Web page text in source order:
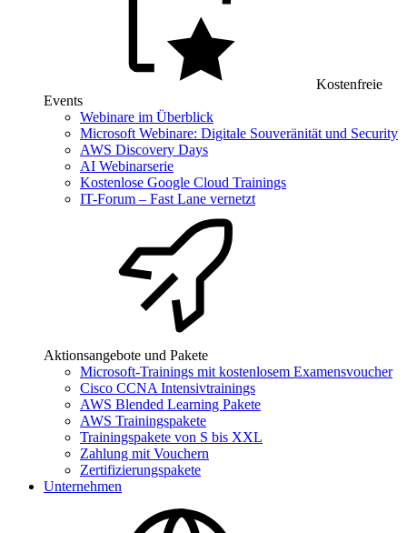
Kostenfreie
Events
Webinare im Überblick
Microsoft Webinare: Digitale Souveränität und Security
AWS Discovery Days
AI Webinarserie
Kostenlose Google Cloud Trainings
IT-Forum – Fast Lane vernetzt
Aktionsangebote und Pakete
Microsoft-Trainings mit kostenlosem Examensvoucher
Cisco CCNA Intensivtrainings
AWS Blended Learning Pakete
AWS Trainingspakete
Trainingspakete von S bis XXL
Zahlung mit Vouchern
Zertifizierungspakete
Unternehmen